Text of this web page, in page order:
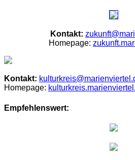
Kontakt:
Homepage:
Kontakt:
Homepage:
Empfehlenswert: